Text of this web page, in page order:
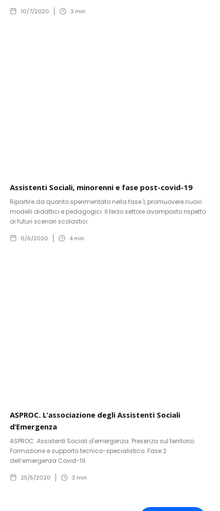
10/7/2020 3 min
Assistenti Sociali, minorenni e fase post-covid-19
Ripartire da quanto sperimentato nella fase 1, promuovere nuovi
modelli didattici e pedagogici. Il terzo settore avamposto rispetto
ai futuri scenari scolastici.
6/6/2020 4 min
ASPROC. L’associazione degli Assistenti Sociali
d’Emergenza
ASPROC. Assistenti Sociali d'emergenza. Presenza sul territorio.
Formazione e supporto tecnico-specialistico. Fase 2
dell’emergenza Covid-19.
25/5/2020 3 min